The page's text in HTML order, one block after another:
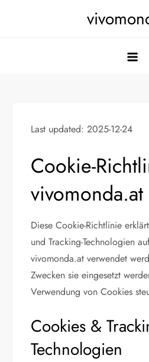
Last updated: 2025-12-24
Cookie-
vivomonda.at
Diese Cookie-Richtlinie
und Tracking-Technologien
vivomonda.at verwendet
Zwecken sie eingesetzt
Verwendung von Cookies
Cookies &
Technologien